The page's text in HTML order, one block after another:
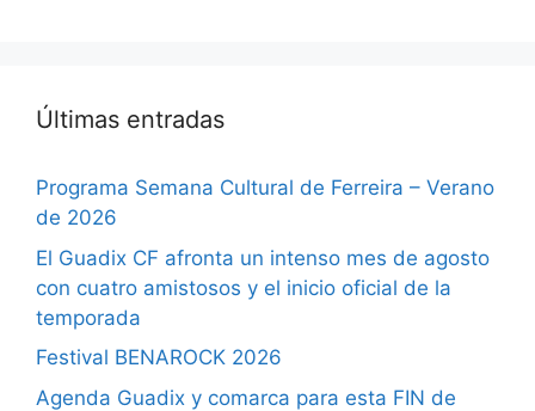
Últimas entradas
Programa Semana Cultural de Ferreira – Verano
de 2026
El Guadix CF afronta un intenso mes de agosto
con cuatro amistosos y el inicio oficial de la
temporada
Festival BENAROCK 2026
Agenda Guadix y comarca para esta FIN de